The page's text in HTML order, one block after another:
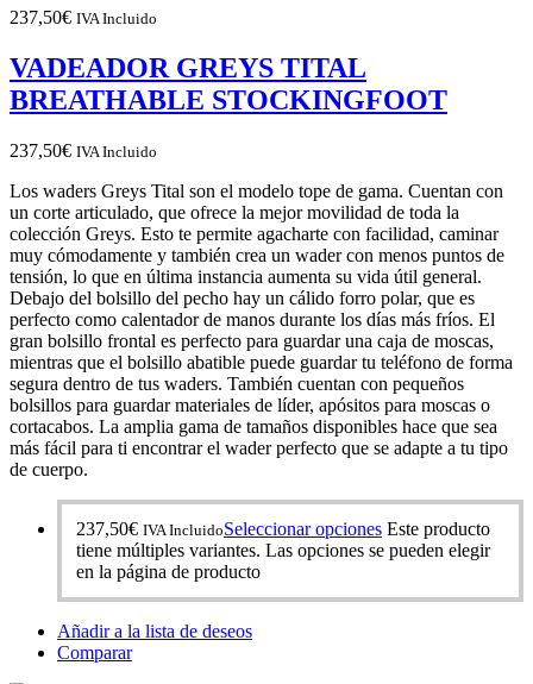
237,50€ IVA Incluido
VADEADOR GREYS TITAL
BREATHABLE STOCKINGFOOT
237,50€ IVA Incluido
Los waders Greys Tital son el modelo tope de gama. Cuentan con
un corte articulado, que ofrece la mejor movilidad de toda la
colección Greys. Esto te permite agacharte con facilidad, caminar
muy cómodamente y también crea un wader con menos puntos de
tensión, lo que en última instancia aumenta su vida útil general.
Debajo del bolsillo del pecho hay un cálido forro polar, que es
perfecto como calentador de manos durante los días más fríos. El
gran bolsillo frontal es perfecto para guardar una caja de moscas,
mientras que el bolsillo abatible puede guardar tu teléfono de forma
segura dentro de tus waders. También cuentan con pequeños
bolsillos para guardar materiales de líder, apósitos para moscas o
cortacabos. La amplia gama de tamaños disponibles hace que sea
más fácil para ti encontrar el wader perfecto que se adapte a tu tipo
de cuerpo.
237,50€ IVA IncluidoSeleccionar opciones Este producto
tiene múltiples variantes. Las opciones se pueden elegir
en la página de producto
Añadir a la lista de deseos
Comparar